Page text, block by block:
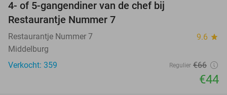
4- of 5-gangendiner van de chef bij
Restaurantje Nummer 7
Restaurantje Nummer 7 9.6 star
Middelburg
Verkocht: 359
Regulier €66
€44